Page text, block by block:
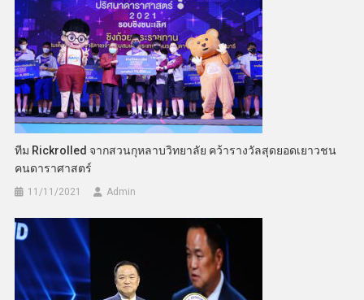
ทีม Rickrolled จากสวนกุหลาบวิทยาลัย คว้ารางวัลสุดยอดเยาวชน
คนดาราศาสตร์
11/11/2021 Admin